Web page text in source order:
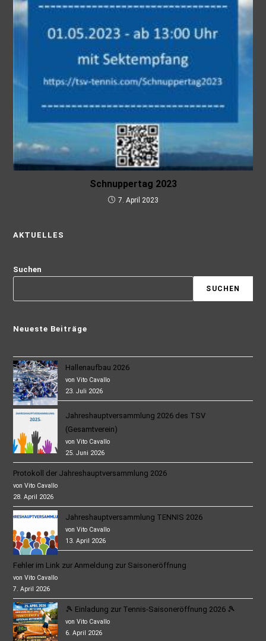
Schnuppertag 2023
7. April 2023
AKTUELLES
Suchen
SUCHEN
Neueste Beiträge
Hallenaufbau 2026
von Vito Cavallo
23. Juli 2026
Jahreshauptversammlung 2026 des TSV
(Gesamtverein)
von Vito Cavallo
25. Juni 2026
Protokoll der Jahreshauptversammlung 2026
von Vito Cavallo
28. April 2026
Jahreshauptversammlung TENNIS 2026
von Vito Cavallo
13. April 2026
Fehler im Link zur Anmeldung zur Saisoneröffnung
von Vito Cavallo
7. April 2026
🎾 Einladung zur Tennis-Saisoneröffnung 2026 🎾
von Vito Cavallo
6. April 2026